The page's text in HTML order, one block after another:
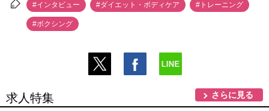
#インタビュー #ダイエット・ボディケア #トレーニング
#ボクシング
求人特集 さらに見る